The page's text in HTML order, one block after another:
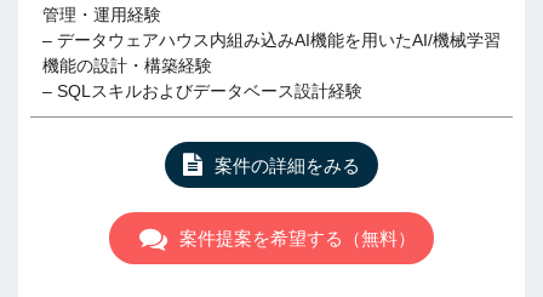
管理・運用経験
– データウェアハウス内組み込みAI機能を用いたAI/機械学習
機能の設計・構築経験
– SQLスキルおよびデータベース設計経験
案件の詳細をみる
案件提案を希望する（無料）